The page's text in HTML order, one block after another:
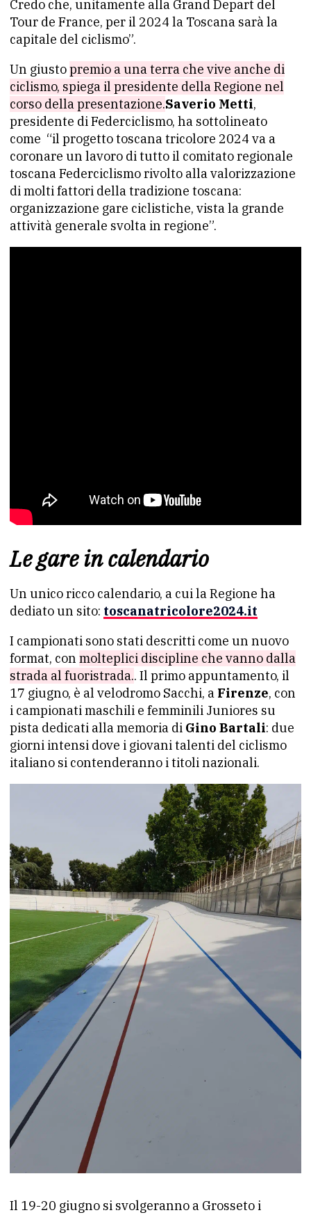
Credo che, unitamente alla Grand Depart del
Tour de France, per il 2024 la Toscana sarà la
capitale del ciclismo”.
Un giustopremio a una terra che vive anche di
ciclismo, spiega il presidente della Regione nel
corso della presentazione.Saverio Metti,
presidente di Federciclismo, ha sottolineato
come “il progetto toscana tricolore 2024 va a
coronare un lavoro di tutto il comitato regionale
toscana Federciclismo rivolto alla valorizzazione
di molti fattori della tradizione toscana:
organizzazione gare ciclistiche, vista la grande
attività generale svolta in regione”.
Le gare in calendario
Un unico ricco calendario, a cui la Regione ha
dediato un sito: toscanatricolore2024.it
I campionati sono stati descritti come un nuovo
format, con molteplici discipline che vanno dalla
strada al fuoristrada.. Il primo appuntamento, il
17 giugno, è al velodromo Sacchi, a Firenze, con
i campionati maschili e femminili Juniores su
pista dedicati alla memoria di Gino Bartali: due
giorni intensi dove i giovani talenti del ciclismo
italiano si contenderanno i titoli nazionali.
Il 19-20 giugno si svolgeranno a Grosseto i